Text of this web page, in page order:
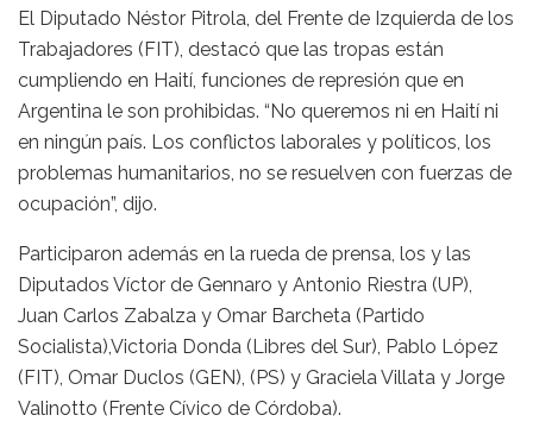
El Diputado Néstor Pitrola, del Frente de Izquierda de los
Trabajadores (FIT), destacó que las tropas están
cumpliendo en Haití, funciones de represión que en
Argentina le son prohibidas. “No queremos ni en Haití ni
en ningún país. Los conflictos laborales y políticos, los
problemas humanitarios, no se resuelven con fuerzas de
ocupación”, dijo.
Participaron además en la rueda de prensa, los y las
Diputados Víctor de Gennaro y Antonio Riestra (UP),
Juan Carlos Zabalza y Omar Barcheta (Partido
Socialista),Victoria Donda (Libres del Sur), Pablo López
(FIT), Omar Duclos (GEN), (PS) y Graciela Villata y Jorge
Valinotto (Frente Cívico de Córdoba).